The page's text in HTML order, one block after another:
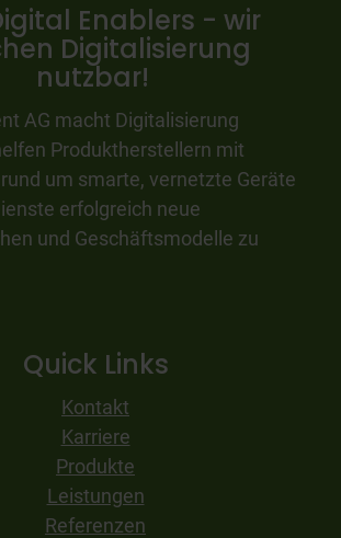
Enablers - wir
Digitalisierung
nutzbar!
AG macht Digitalisierung
Produktherstellern mit
um smarte, vernetzte Geräte
erfolgreich neue
und Geschäftsmodelle zu
Quick Links
Kontakt
Karriere
Produkte
Leistungen
Referenzen